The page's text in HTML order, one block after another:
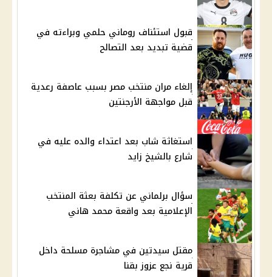
قبول استئناف روماني حلمي وبراءته في
قضية تبديد بعد التصالح
إلغاء مران منتخب مصر بسبب عاصفة رعدية
قبل مواجهة الأرجنتين
استغاثة شاب بعد اعتداء والده عليه في
شارع بالشيخ زايد
سؤال برلماني عن تكلفة بعثة المنتخب
الإعلامية بعد واقعة محمد هاني
مقتل سيدتين في مشاجرة مسلحة داخل
قرية نجع عزوز بقنا